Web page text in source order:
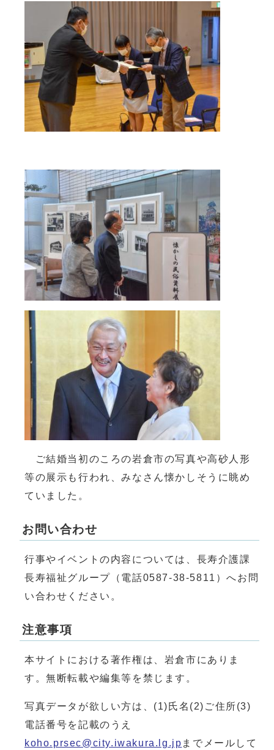
ご結婚当初のころの岩倉市の写真や高砂人形
等の展示も行われ、みなさん懐かしそうに眺め
ていました。
お問い合わせ
行事やイベントの内容については、長寿介護課
長寿福祉グループ（電話0587-38-5811）へお問
い合わせください。
注意事項
本サイトにおける著作権は、岩倉市にありま
す。無断転載や編集等を禁じます。
写真データが欲しい方は、(1)氏名(2)ご住所(3)
電話番号を記載のうえ
koho.prsec@city.iwakura.lg.jp までメールして